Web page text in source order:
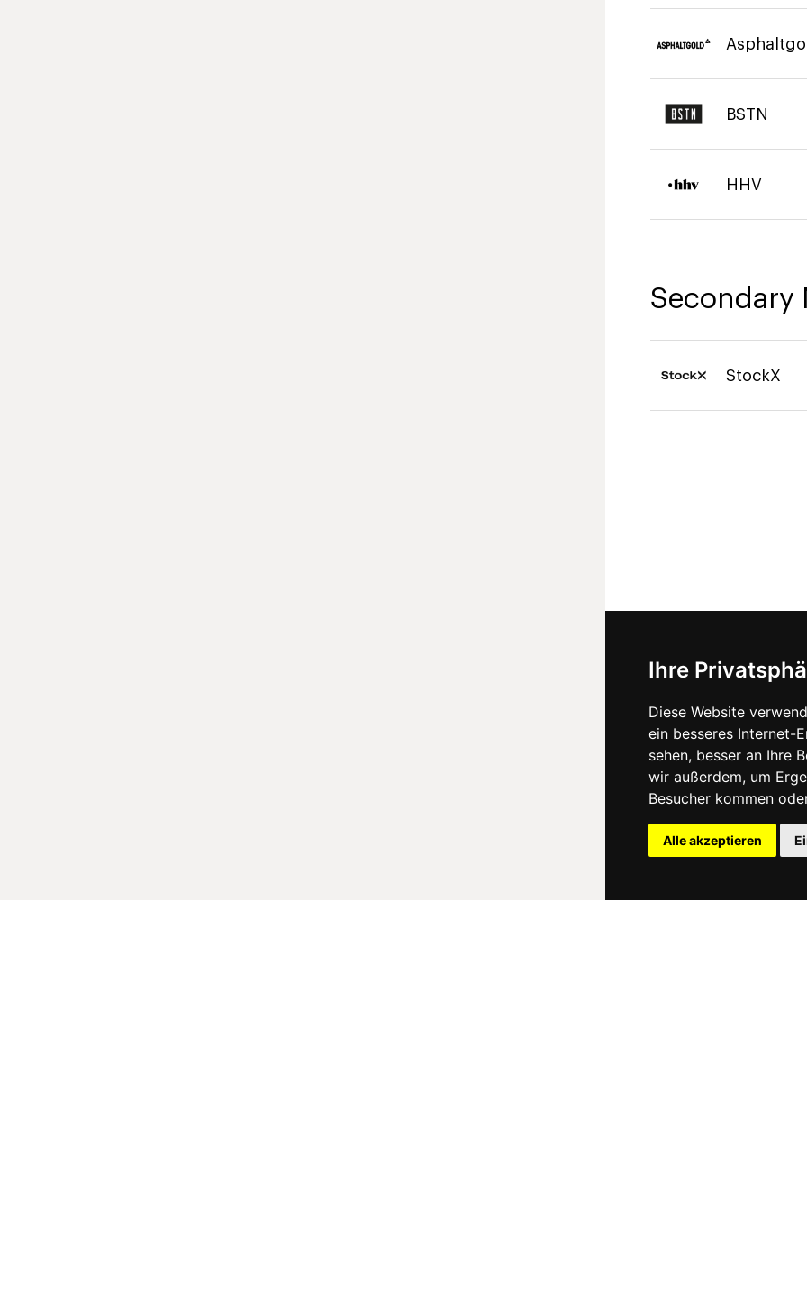
Ihre
Diese Website
ein besseres Internet-
sehen, besser an Ihre
wir außerdem, um
Besucher kommen
Alle akzeptieren
BSTN
HHV
Secondary
StockX